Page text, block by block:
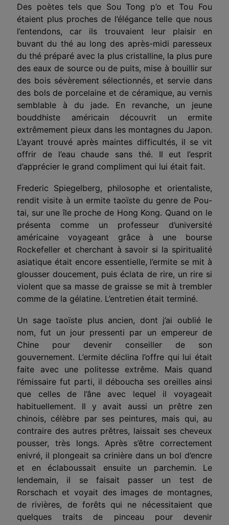
Des poètes tels que Sou Tong p’o et Tou Fou
étaient plus proches de l’élégance telle que nous
l’entendons, car ils trouvaient leur plaisir en
buvant du thé au long des après-midi paresseux
du thé préparé avec la plus cristalline, la plus pure
des eaux de source ou de puits, mise à bouillir sur
des bois sévèrement sélectionnés, et servie dans
des bols de porcelaine et de céramique, au vernis
semblable à du jade. En revanche, un jeune
bouddhiste américain découvrit un ermite
extrêmement pieux dans les montagnes du Japon.
L’ayant trouvé après maintes difficultés, il se vit
offrir de l’eau chaude sans thé. Il eut l’esprit
d’apprécier le grand compliment qui lui était fait.
Frederic Spiegelberg, philosophe et orientaliste,
rendit visite à un ermite taoïste du genre de Pou-
tai, sur une île proche de Hong Kong. Quand on le
présenta comme un professeur d’université
américaine voyageant grâce à une bourse
Rockefeller et cherchant à savoir si la spiritualité
asiatique était encore essentielle, l’ermite se mit à
glousser doucement, puis éclata de rire, un rire si
violent que sa masse de graisse se mit à trembler
comme de la gélatine. L’entretien était terminé.
Un sage taoïste plus ancien, dont j’ai oublié le
nom, fut un jour pressenti par un empereur de
Chine pour devenir conseiller de son
gouvernement. L’ermite déclina l’offre qui lui était
faite avec une politesse extrême. Mais quand
l’émissaire fut parti, il déboucha ses oreilles ainsi
que celles de l’âne avec lequel il voyageait
habituellement. Il y avait aussi un prêtre zen
chinois, célèbre par ses peintures, mais qui, au
contraire des autres prêtres, laissait ses cheveux
pousser, très longs. Après s’être correctement
enivré, il plongeait sa crinière dans un bol d’encre
et en éclaboussait ensuite un parchemin. Le
lendemain, il se faisait passer un test de
Rorschach et voyait des images de montagnes,
de rivières, de forêts qui ne nécessitaient que
quelques traits de pinceau pour devenir